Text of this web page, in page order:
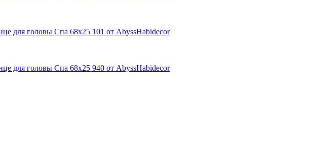
для головы Спа 68х25 101 от AbyssHabidecor
для головы Спа 68х25 940 от AbyssHabidecor